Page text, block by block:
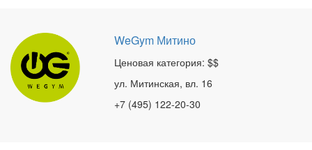
WeGym Митино
Ценовая категория: $$
ул. Митинская, вл. 16
+7 (495) 122-20-30